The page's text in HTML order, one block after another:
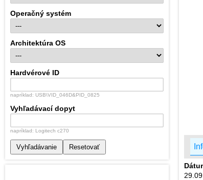
Operačný systém
Architektúra OS
Hardvérové ID
napríklad: USB\VID_046D&PID_0825
Vyhľadávací dopyt
napríklad: Logitech c270
Vyhľadávanie Resetovať